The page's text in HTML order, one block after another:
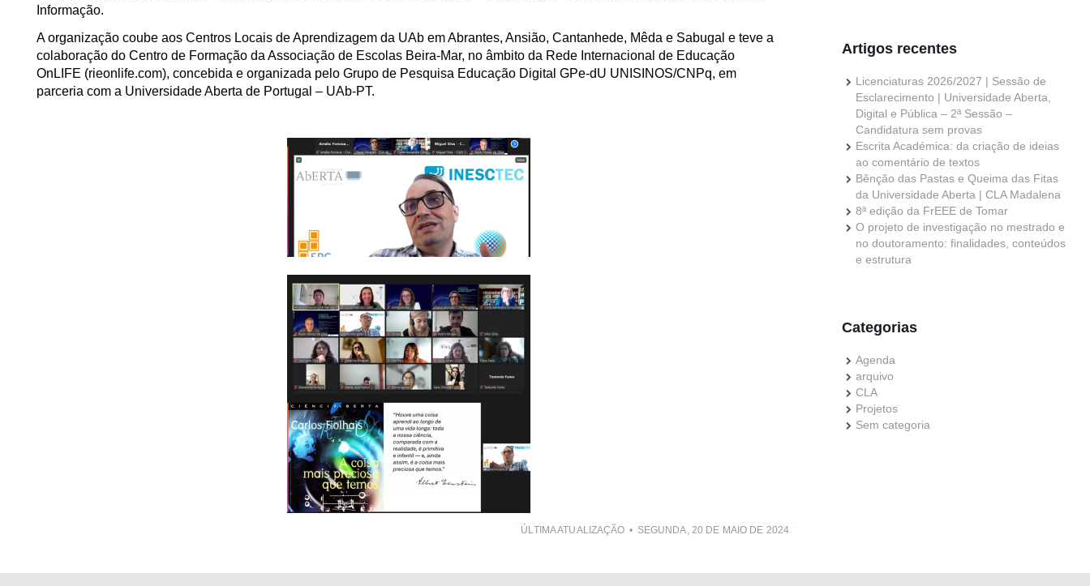
Informação.
A organização coube aos Centros Locais de Aprendizagem da UAb em Abrantes, Ansião, Cantanhede, Mêda e Sabugal e teve a
colaboração do Centro de Formação da Associação de Escolas Beira-Mar, no âmbito da Rede Internacional de Educação
OnLIFE (rieonlife.com), concebida e organizada pelo Grupo de Pesquisa Educação Digital GPe-dU UNISINOS/CNPq, em
parceria com a Universidade Aberta de Portugal – UAb-PT.
ÚLTIMA ATUALIZAÇÃO SEGUNDA, 20 DE MAIO DE 2024
Artigos recentes
Licenciaturas 2026/2027 | Sessão de
Esclarecimento | Universidade Aberta,
Digital e Pública – 2ª Sessão –
Candidatura sem provas
Escrita Académica: da criação de ideias
ao comentário de textos
Bênção das Pastas e Queima das Fitas
da Universidade Aberta | CLA Madalena
8ª edição da FrEEE de Tomar
O projeto de investigação no mestrado e
no doutoramento: finalidades, conteúdos
e estrutura
Categorias
Agenda
arquivo
CLA
Projetos
Sem categoria